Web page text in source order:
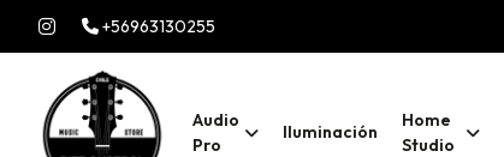
+56963130255
Audio
Pro
Iluminación
Home
Studio